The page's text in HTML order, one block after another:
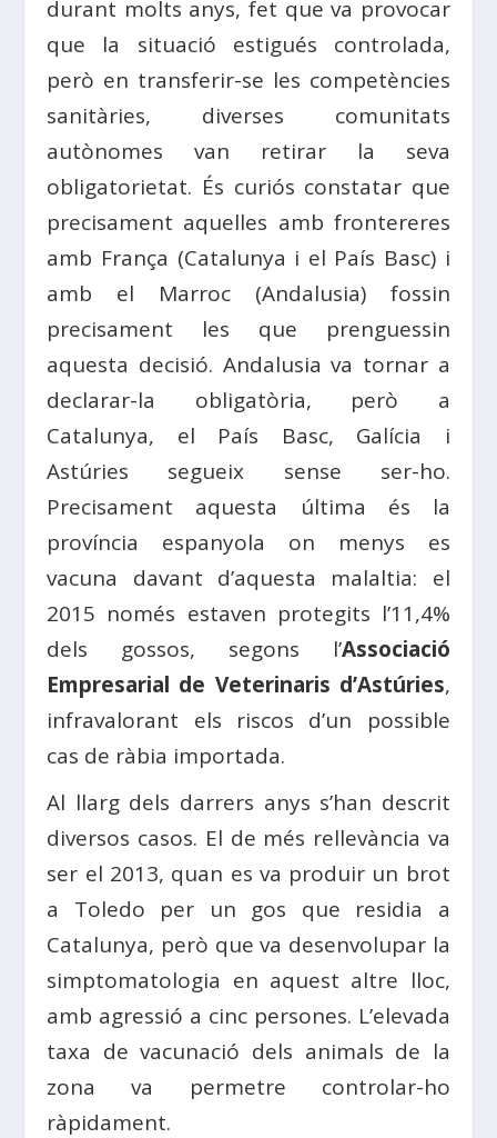
durant molts anys, fet que va provocar
que la situació estigués controlada,
però en transferir-se les competències
sanitàries, diverses comunitats
autònomes van retirar la seva
obligatorietat. És curiós constatar que
precisament aquelles amb frontereres
amb França (Catalunya i el País Basc) i
amb el Marroc (Andalusia) fossin
precisament les que prenguessin
aquesta decisió. Andalusia va tornar a
declarar-la obligatòria, però a
Catalunya, el País Basc, Galícia i
Astúries segueix sense ser-ho.
Precisament aquesta última és la
província espanyola on menys es
vacuna davant d’aquesta malaltia: el
2015 només estaven protegits l’11,4%
dels gossos, segons l’Associació
Empresarial de Veterinaris d’Astúries,
infravalorant els riscos d’un possible
cas de ràbia importada.
Al llarg dels darrers anys s’han descrit
diversos casos. El de més rellevància va
ser el 2013, quan es va produir un brot
a Toledo per un gos que residia a
Catalunya, però que va desenvolupar la
simptomatologia en aquest altre lloc,
amb agressió a cinc persones. L’elevada
taxa de vacunació dels animals de la
zona va permetre controlar-ho
ràpidament.